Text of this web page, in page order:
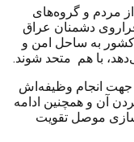
از مردم و گروه‌های
دشمنان عراق
کشور به ساحل امن و
با هم متحد شوند.
جهت انجام وظیفه‌اش
آن و همچنین ادامه
موصل تقویت